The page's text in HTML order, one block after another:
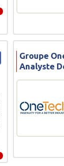
Groupe
Analyste